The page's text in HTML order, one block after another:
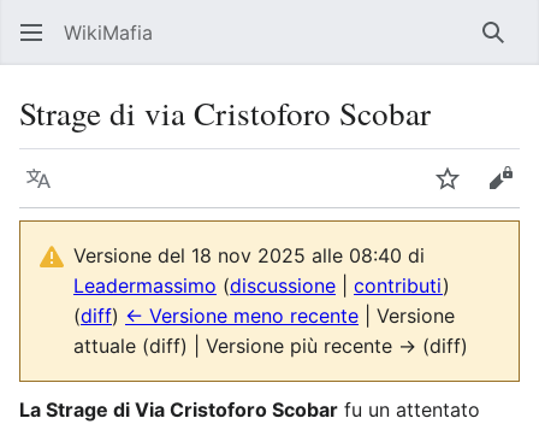
WikiMafia
Strage di via Cristoforo Scobar
Lingua Segui
Versione del 18 nov 2025 alle 08:40 di
Leadermassimo (discussione contributi)
(diff) ← Versione meno recente | Versione
attuale (diff) | Versione più recente → (diff)
La Strage di Via Cristoforo Scobar fu un attentato